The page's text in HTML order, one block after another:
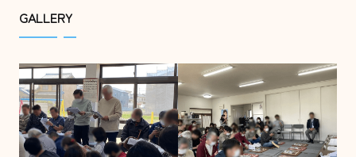
GALLERY